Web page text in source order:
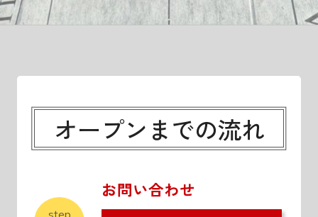
オープンまでの流れ
step
お問い合わせ